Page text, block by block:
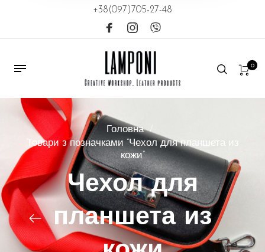
+38(097)705-27-48
0
Головна
/
Товари з позначками “Чехол для планшета из
кожи”
Чехол для
планшета из